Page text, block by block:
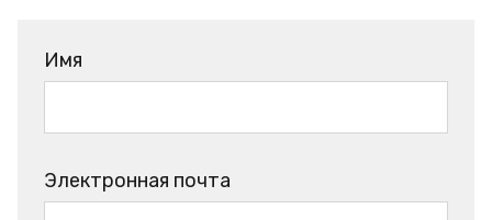
Имя
Электронная почта